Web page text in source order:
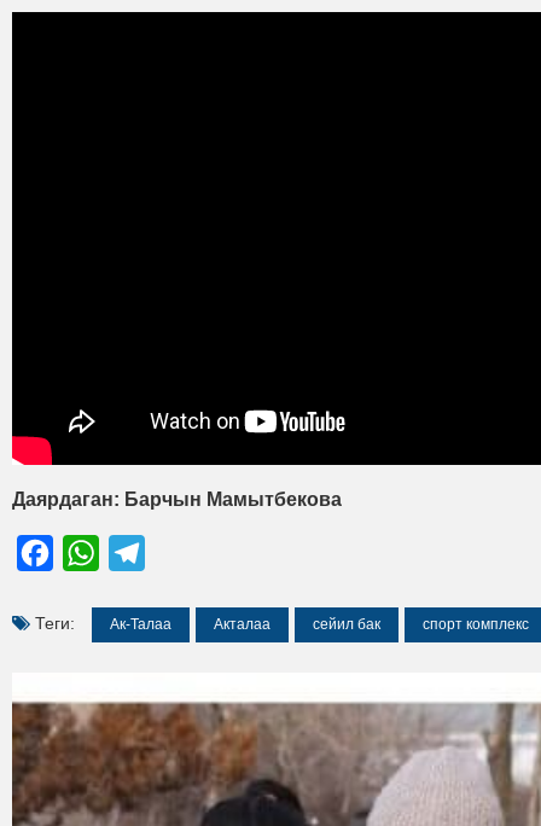
Даярдаган: Барчын Мамытбекова
FacebookWhatsApp
Теги: Ак-Талаа Акталаа сейил бак спорт комплекс